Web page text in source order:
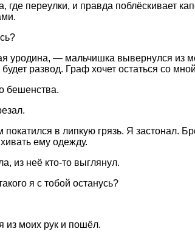
где переулки, и правда поблёскивает
— мальчишка вывернулся из
развод. Граф хочет остаться со
бешенства.
в липкую грязь. Я застонал.
ему одежду.
из неё кто-то выглянул.
я с тобой останусь?
из моих рук и пошёл.